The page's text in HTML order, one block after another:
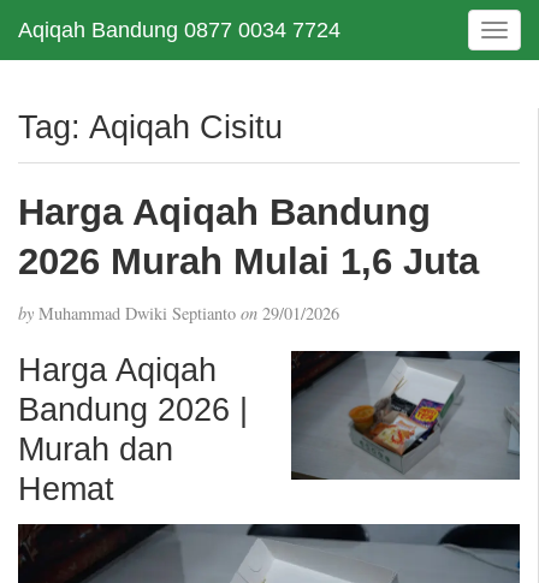
Aqiqah Bandung 0877 0034 7724
T
o
e
t
Tag: Aqiqah Cisitu
Harga Aqiqah Bandung
2026 Murah Mulai 1,6 Juta
by Muhammad Dwiki Septianto on 29/01/2026
Harga Aqiqah
Bandung 2026 |
Murah dan
Hemat